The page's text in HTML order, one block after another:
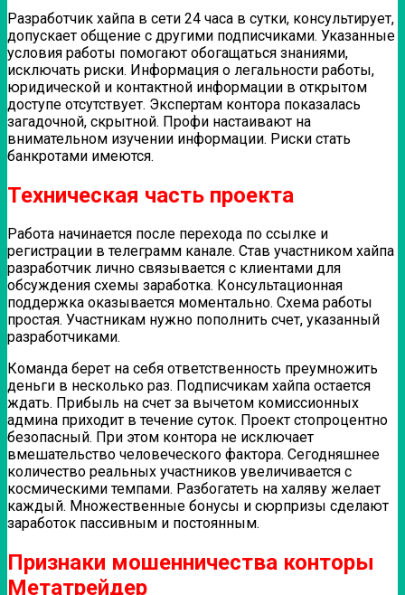
Разработчик хайпа в сети 24 часа в сутки, консультирует,
допускает общение с другими подписчиками. Указанные
условия работы помогают обогащаться знаниями,
исключать риски. Информация о легальности работы,
юридической и контактной информации в открытом
доступе отсутствует. Экспертам контора показалась
загадочной, скрытной. Профи настаивают на
внимательном изучении информации. Риски стать
банкротами имеются.
Техническая часть проекта
Работа начинается после перехода по ссылке и
регистрации в телеграмм канале. Став участником хайпа
разработчик лично связывается с клиентами для
обсуждения схемы заработка. Консультационная
поддержка оказывается моментально. Схема работы
простая. Участникам нужно пополнить счет, указанный
разработчиками.
Команда берет на себя ответственность преумножить
деньги в несколько раз. Подписчикам хайпа остается
ждать. Прибыль на счет за вычетом комиссионных
админа приходит в течение суток. Проект стопроцентно
безопасный. При этом контора не исключает
вмешательство человеческого фактора. Сегодняшнее
количество реальных участников увеличивается с
космическими темпами. Разбогатеть на халяву желает
каждый. Множественные бонусы и сюрпризы сделают
заработок пассивным и постоянным.
Признаки мошенничества конторы
Метатрейдер